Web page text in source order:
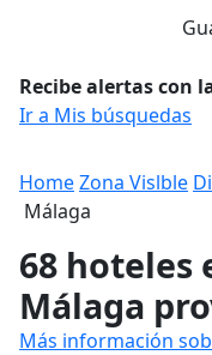
Recibe alertas con
Ir a Mis búsquedas
HomeZona Vislble
Málaga
68 hoteles
Málaga
Más información